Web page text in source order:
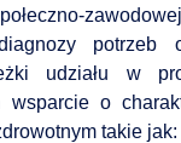
potrzeb
udziału w
o
takie jak: